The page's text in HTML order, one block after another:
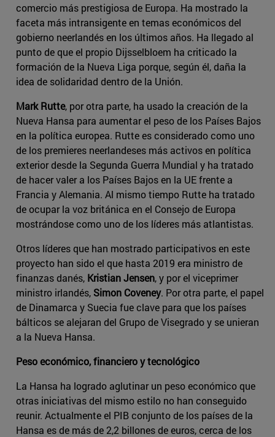
comercio más prestigiosa de Europa. Ha mostrado la
faceta más intransigente en temas económicos del
gobierno neerlandés en los últimos años. Ha llegado al
punto de que el propio Dijsselbloem ha criticado la
formación de la Nueva Liga porque, según él, daña la
idea de solidaridad dentro de la Unión.
Mark Rutte, por otra parte, ha usado la creación de la
Nueva Hansa para aumentar el peso de los Países Bajos
en la política europea. Rutte es considerado como uno
de los premieres neerlandeses más activos en política
exterior desde la Segunda Guerra Mundial y ha tratado
de hacer valer a los Países Bajos en la UE frente a
Francia y Alemania. Al mismo tiempo Rutte ha tratado
de ocupar la voz británica en el Consejo de Europa
mostrándose como uno de los líderes más atlantistas.
Otros líderes que han mostrado participativos en este
proyecto han sido el que hasta 2019 era ministro de
finanzas danés, Kristian Jensen, y por el viceprimer
ministro irlandés, Simon Coveney. Por otra parte, el papel
de Dinamarca y Suecia fue clave para que los países
bálticos se alejaran del Grupo de Visegrado y se unieran
a la Nueva Hansa.
Peso económico, financiero y tecnológico
La Hansa ha logrado aglutinar un peso económico que
otras iniciativas del mismo estilo no han conseguido
reunir. Actualmente el PIB conjunto de los países de la
Hansa es de más de 2,2 billones de euros, cerca de los